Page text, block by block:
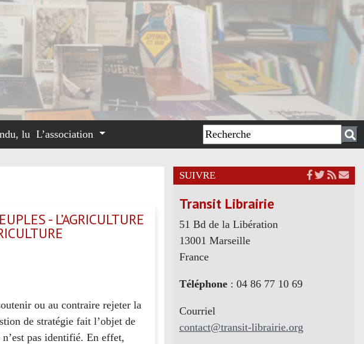
lu L’association
- L’AGRICULTURE
ou au contraire rejeter la
de stratégie fait l’objet de
pas identifié. En effet,
SUIVRE
Transit Librairie
51 Bd de la Libération
13001 Marseille
France
Téléphone: 04 86 77 10 69
Courriel
contact@transit-librairie.org